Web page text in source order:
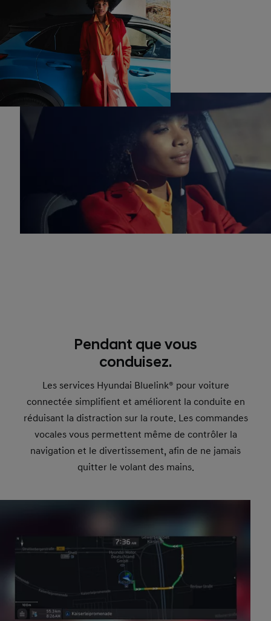
Pendant que vous
conduisez.
Les services Hyundai Bluelink® pour voiture
connectée simplifient et améliorent la conduite en
réduisant la distraction sur la route. Les commandes
vocales vous permettent même de contrôler la
navigation et le divertissement, afin de ne jamais
quitter le volant des mains.